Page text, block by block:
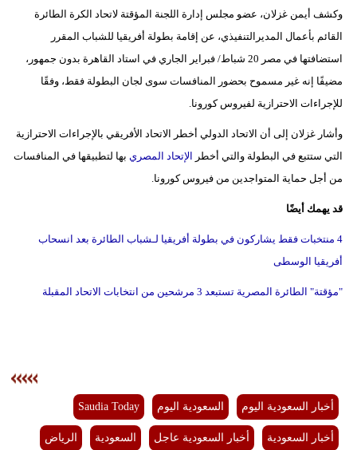
فيديو
سيارات
وكشف أيمن غزلان، عضو مجلس إدارة اللجنة المؤقتة لاتحاد الكرة الطائرة
القائم بأعمال المديرالتنفيذي، عن إقامة بطولة أفريقيا للشباب المقرر
استضافتها في مصر 20 شباط/ فبراير الجاري في استاد القاهرة بدون جمهور،
مضيفًا إنه غير مسموح بحضور المنافسات سوى لجان البطولة فقط، وفقًا
للإجراءات الاحترازية لفيروس كورونا.
وأشار غزلان إلى أن الاتحاد الدولي أخطر الاتحاد الأفريقي بالإجراءات الاحترازية
التي ستتبع في البطولة والتي أخطر الإتحاد المصري بها لتطبيقها في المنافسات
من أجل حماية المتواجدين من فيروس كورونا.
قد يهمك أيضًا
4 منتخبات فقط يشاركون في بطولة أفريقيا لـشباب الطائرة بعد انسحاب
أفريقيا الوسطى
"مؤقتة" الطائرة المصرية تستبعد 3 مرشحين من انتخابات الاتحاد المقبلة
أخبار السعودية اليوم السعودية اليوم Saudia Today
أخبار السعودية أخبار السعودية عاجل السعودية الرياض